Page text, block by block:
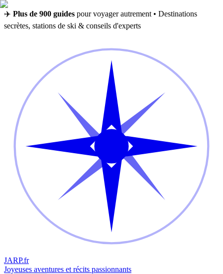
✈️ Plus de 900 guides pour voyager autrement • Destinations
secrètes, stations de ski & conseils d'experts
JARP.fr
Joyeuses aventures et récits passionnants